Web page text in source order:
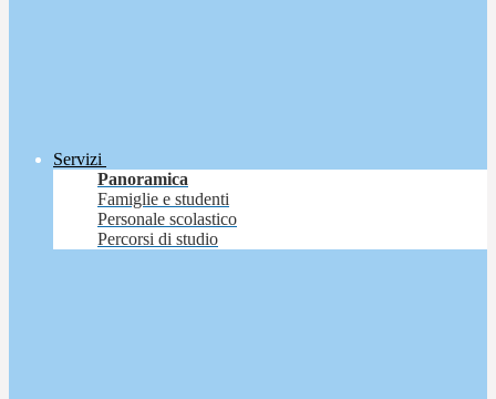
Servizi
Panoramica
Famiglie e studenti
Personale scolastico
Percorsi di studio